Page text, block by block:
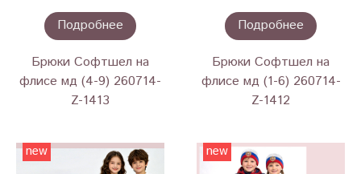
Подробнее
Брюки Софтшел на
флисе мд (4-9) 260714-
Z-1413
Подробнее
Брюки Софтшел на
флисе мд (1-6) 260714-
Z-1412
new new